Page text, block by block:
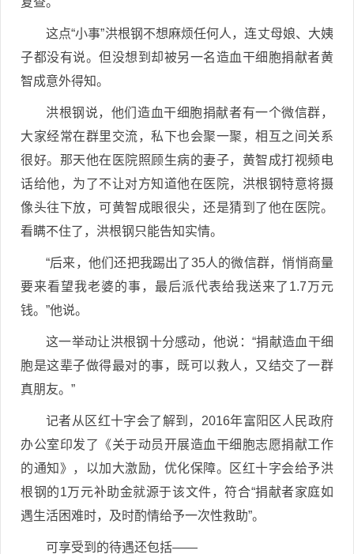
这点“小事”洪根钢不想麻烦任何人，连丈母娘、大姨
子都没有说。但没想到却被另一名造血干细胞捐献者黄
智成意外得知。
洪根钢说，他们造血干细胞捐献者有一个微信群，
大家经常在群里交流，私下也会聚一聚，相互之间关系
很好。那天他在医院照顾生病的妻子，黄智成打视频电
话给他，为了不让对方知道他在医院，洪根钢特意将摄
像头往下放，可黄智成眼很尖，还是猜到了他在医院。
看瞒不住了，洪根钢只能告知实情。
“后来，他们还把我踢出了35人的微信群，悄悄商量
要来看望我老婆的事，最后派代表给我送来了1.7万元
钱。”他说。
这一举动让洪根钢十分感动，他说：“捐献造血干细
胞是这辈子做得最对的事，既可以救人，又结交了一群
真朋友。”
记者从区红十字会了解到，2016年富阳区人民政府
办公室印发了《关于动员开展造血干细胞志愿捐献工作
的通知》，以加大激励，优化保障。区红十字会给予洪
根钢的1万元补助金就源于该文件，符合“捐献者家庭如
遇生活困难时，及时酌情给予一次性救助”。
可享受到的待遇还包括——